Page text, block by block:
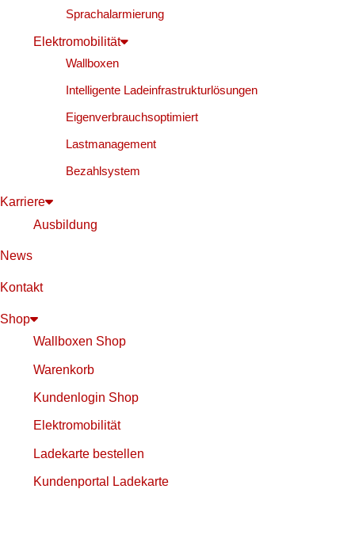
Sprachalarmierung
Elektromobilität
Wallboxen
Intelligente Ladeinfrastrukturlösungen
Eigenverbrauchsoptimiert
Lastmanagement
Bezahlsystem
Karriere
Ausbildung
News
Kontakt
Shop
Wallboxen Shop
Warenkorb
Kundenlogin Shop
Elektromobilität
Ladekarte bestellen
Kundenportal Ladekarte